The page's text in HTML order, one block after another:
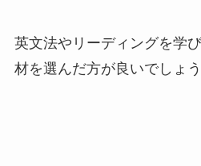
英文法やリーディングを学
材を選んだ方が良いでしょう